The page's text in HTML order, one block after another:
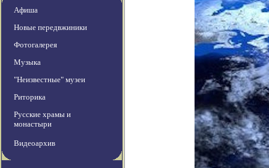
Афиша
Новые передвжиники
Фотогалерея
Музыка
"Неизвестные" музеи
Риторика
Русские храмы и
монастыри
Видеоархив